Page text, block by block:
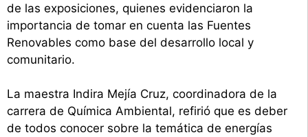
de las exposiciones, quienes evidenciaron la
importancia de tomar en cuenta las Fuentes
Renovables como base del desarrollo local y
comunitario.
La maestra Indira Mejía Cruz, coordinadora de la
carrera de Química Ambiental, refirió que es deber
de todos conocer sobre la temática de energías